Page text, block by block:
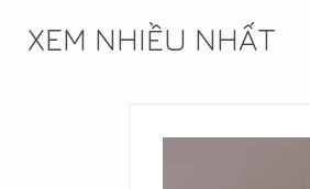
XEM NHIỀU NHẤT